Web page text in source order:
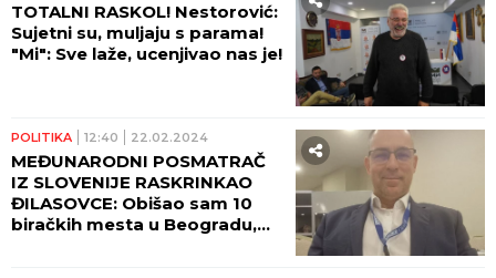
TOTALNI RASKOL! Nestorović:
Sujetni su, muljaju s parama!
"Mi": Sve laže, ucenjivao nas je!
POLITIKA 12:40 22.02.2024
MEĐUNARODNI POSMATRAČ
IZ SLOVENIJE RASKRINKAO
ĐILASOVCE: Obišao sam 10
biračkih mesta u Beogradu,